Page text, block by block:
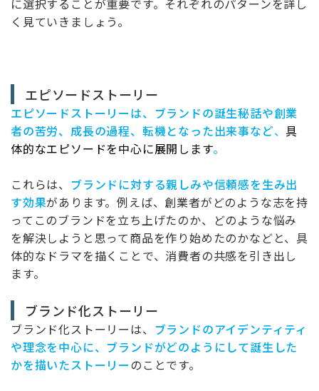
に選択することが重要です。それぞれのパターンを詳し
く見ていきましょう。
エピソードストーリー
エピソードストーリーは、ブランドの誕生秘話や創業
者の苦労、成長の過程、転機となった出来事など、具
体的なエピソードを中心に展開します。
これらは、 ブランドに対する親しみや信頼感を生み出
す効果があります。例えば、創業者がどのような志を持
ってこのブランドを立ち上げたのか、どのような悩み
を解決しようと思って商品を作り始めたのかなどと、具
体的なドラマを描くことで、消費者の共感を引き出し
ます。
ブランド化ストーリー
ブランド化ストーリーは、 ブランドのアイデンティティ
や理念を中心に、ブランドがどのようにして誕生した
かを描いたストーリーのことです。